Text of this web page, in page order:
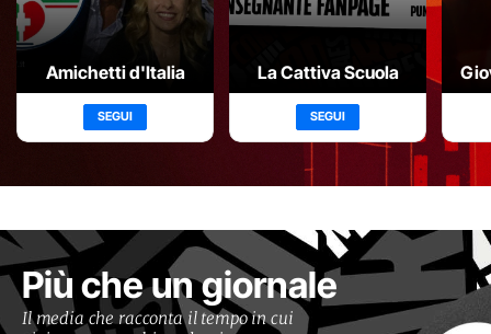
Amichetti d'Italia
SEGUI
La Cattiva Scuola
SEGUI
Più che un giornale
Il media che racconta il tempo in cui